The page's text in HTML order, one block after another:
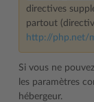
directives
partout
http://php.net/
Si vous ne
les paramètres
hébergeur.